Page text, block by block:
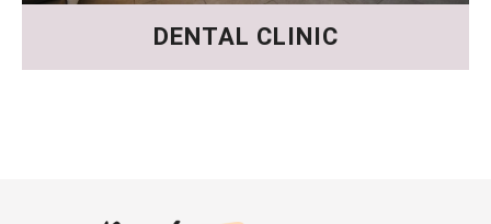
DENTAL CLINIC